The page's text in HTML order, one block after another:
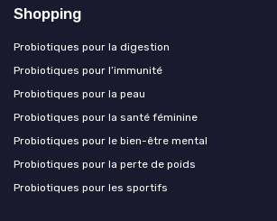
Shopping
Probiotiques pour la digestion
Probiotiques pour l’immunité
Probiotiques pour la peau
Probiotiques pour la santé féminine
Probiotiques pour le bien-être mental
Probiotiques pour la perte de poids
Probiotiques pour les sportifs